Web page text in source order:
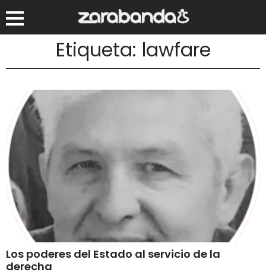
Etiqueta: lawfare
Los poderes del Estado al servicio de la
derecha